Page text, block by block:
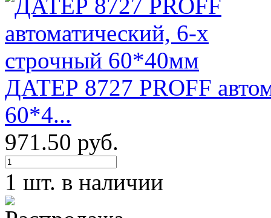
ДАТЕР 8727 PROFF
60*4...
971.50 руб.
1 шт. в наличии